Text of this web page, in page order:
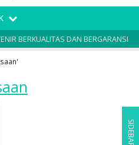
BERKUALITAS DAN BERGARANSI
SIDEBAR